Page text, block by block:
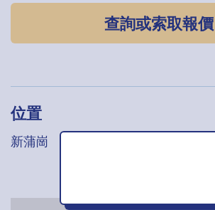
查詢或索取報價
位置
新蒲崗